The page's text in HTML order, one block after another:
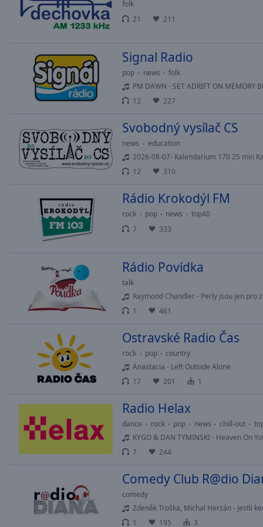
folk
21
211
Signal Radio
pop news
folk
PM DAWN - SET ADRIFT ON MEMORY
12
227
Svobodný vysílač CS
news
education
2026-08-07- Kalendarium 170 25 min
12
310
Rádio Krokodýl FM
rock pop news
top40
7
333
Rádio Povídka
talk
Raymond Chandler - Perly jsou jen pro
1
461
Ostravské Radio Čas
rock pop
country
Anastacia - Left Outside Alone
17
201 1
Radio Helax
dance rock pop news chill-out
KYGO & DAN TYMINSKI - Heaven On
7
244
Comedy Club R@dio
comedy
Zdeněk Troška, Michal Herzán - Jestli
1
195 3